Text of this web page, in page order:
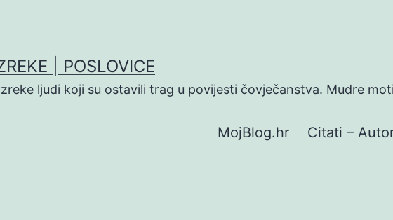
| POSLOVICE
ljudi koji su ostavili trag u povijesti čovječanstva. Mudre
MojBlog.hr Citati –